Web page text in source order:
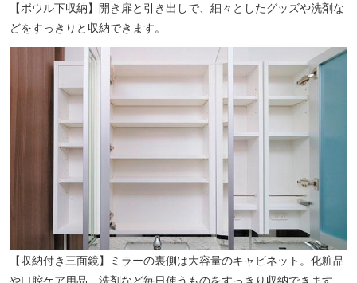
堀皮フ科医院（徒歩5分／約390m）
【ボウル下収納】開き扉と引き出しで、細々としたグッズや洗剤な
どをすっきりと収納できます。
【収納付き三面鏡】ミラーの裏側は大容量のキャビネット。化粧品